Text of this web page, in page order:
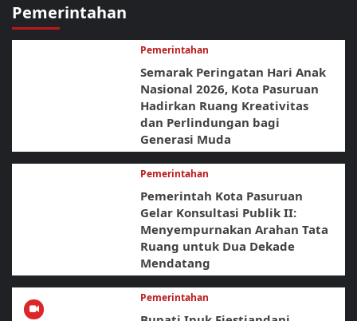
Pemerintahan
Pemerintahan
Semarak Peringatan Hari Anak
Nasional 2026, Kota Pasuruan
Hadirkan Ruang Kreativitas
dan Perlindungan bagi
Generasi Muda
Pemerintahan
Pemerintah Kota Pasuruan
Gelar Konsultasi Publik II:
Menyempurnakan Arahan Tata
Ruang untuk Dua Dekade
Mendatang
Pemerintahan